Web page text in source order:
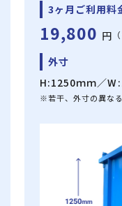
3ヶ月ご利用料
19,800 円
外寸
H:1250ｍｍ／
※若干、外寸の異な